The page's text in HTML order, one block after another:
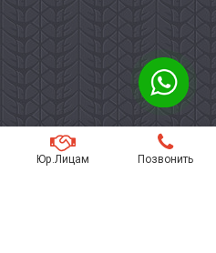
Юр.Лицам Позвонить